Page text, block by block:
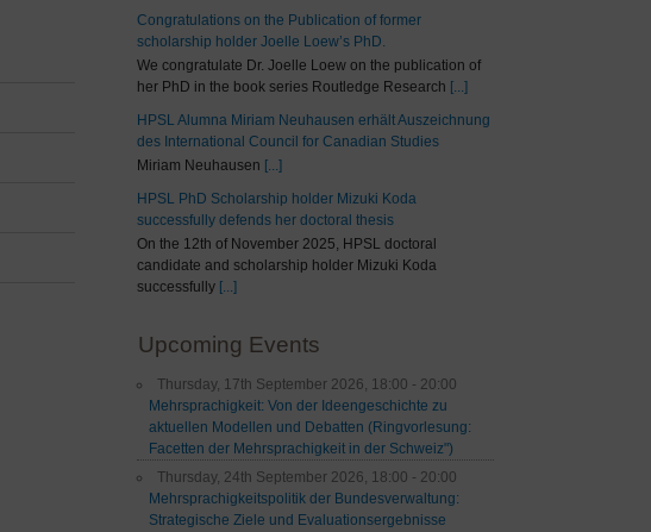
Congratulations on the Publication of former
scholarship holder Joelle Loew’s PhD.
We congratulate Dr. Joelle Loew on the publication of
her PhD in the book series Routledge Research [...]
HPSL Alumna Miriam Neuhausen erhält Auszeichnung
des International Council for Canadian Studies
Miriam Neuhausen [...]
HPSL PhD Scholarship holder Mizuki Koda
successfully defends her doctoral thesis
On the 12th of November 2025, HPSL doctoral
candidate and scholarship holder Mizuki Koda
successfully [...]
Upcoming Events
Thursday, 17th September 2026, 18:00 - 20:00
Mehrsprachigkeit: Von der Ideengeschichte zu
aktuellen Modellen und Debatten (Ringvorlesung:
Facetten der Mehrsprachigkeit in der Schweiz")
Thursday, 24th September 2026, 18:00 - 20:00
Mehrsprachigkeitspolitik der Bundesverwaltung:
Strategische Ziele und Evaluationsergebnisse